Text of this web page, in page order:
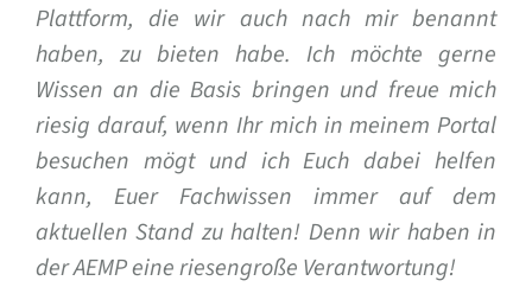
Plattform, die wir auch nach mir benannt
haben, zu bieten habe. Ich möchte gerne
Wissen an die Basis bringen und freue mich
riesig darauf, wenn Ihr mich in meinem Portal
besuchen mögt und ich Euch dabei helfen
kann, Euer Fachwissen immer auf dem
aktuellen Stand zu halten! Denn wir haben in
der AEMP eine riesengroße Verantwortung!